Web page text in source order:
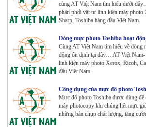
Máy Photocopy màu Toshiba E-
Tham Khảo
Máy Photocopy KONICA MINOLTA
Tham Khảo
Bộ Mực 4 màu Konica Minolta
6110 | C1100 _Bộ 4 màu _ Trọng
HÃNG_ USA
cùng AT Việt Nam tìm hiểu dưới
phân phối vật tư linh kiện máy photo
Sharp, Toshiba hàng đầu Việt Nam.
Dòng mực photo Toshiba hoạt
Cùng AT Việt Nam tìm hiểu về dòng
động ổn định tại đây… AT Việt Nam-
linh kiện máy photo Xerox, Ricoh,
đầu Việt Nam.
Công dụng của mực đổ photo
Mực đổ photo Toshiba được dùng để
máy photocopy khi chúng hết mực
những bản chụp chất lượng, tăng